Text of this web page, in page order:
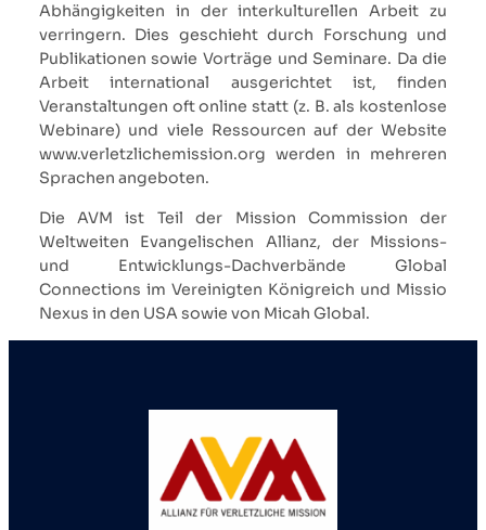
Abhängigkeiten in der interkulturellen Arbeit zu
verringern. Dies geschieht durch Forschung und
Publikationen sowie Vorträge und Seminare. Da die
Arbeit international ausgerichtet ist, finden
Veranstaltungen oft online statt (z. B. als kostenlose
Webinare) und viele Ressourcen auf der Website
www.verletzlichemission.org werden in mehreren
Sprachen angeboten.
Die AVM ist Teil der Mission Commission der
Weltweiten Evangelischen Allianz, der Missions-
und Entwicklungs-Dachverbände Global
Connections im Vereinigten Königreich und Missio
Nexus in den USA sowie von Micah Global.